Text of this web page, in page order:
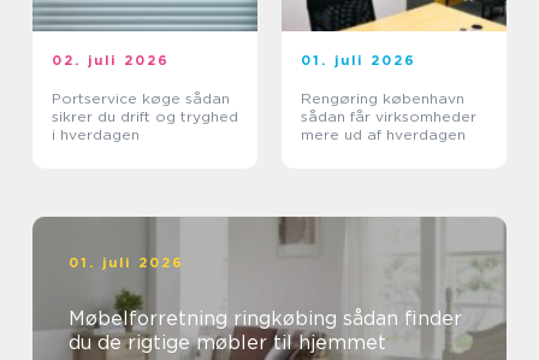
02. juli 2026
Portservice køge sådan
sikrer du drift og tryghed
i hverdagen
01. juli 2026
Rengøring københavn
sådan får virksomheder
mere ud af hverdagen
01. juli 2026
Møbelforretning ringkøbing sådan finder
du de rigtige møbler til hjemmet